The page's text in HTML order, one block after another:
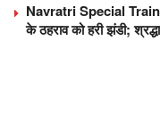
Navratri Special
के ठहराव को हरी झंडी;